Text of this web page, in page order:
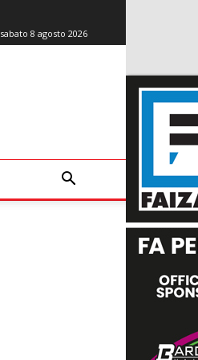
sabato 8 agosto 2026